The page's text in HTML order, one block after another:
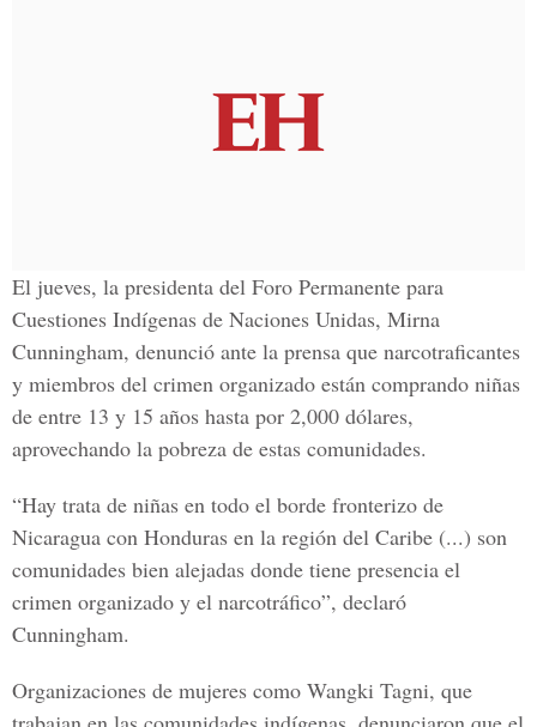
El jueves, la presidenta del Foro Permanente para
Cuestiones Indígenas de Naciones Unidas, Mirna
Cunningham, denunció ante la prensa que narcotraficantes
y miembros del crimen organizado están comprando niñas
de entre 13 y 15 años hasta por 2,000 dólares,
aprovechando la pobreza de estas comunidades.
“Hay trata de niñas en todo el borde fronterizo de
Nicaragua con Honduras en la región del Caribe (...) son
comunidades bien alejadas donde tiene presencia el
crimen organizado y el narcotráfico”, declaró
Cunningham.
Organizaciones de mujeres como Wangki Tagni, que